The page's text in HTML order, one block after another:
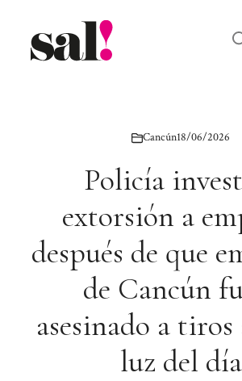
contenido
Cancún18/06/2026
Policía
extorsión a
después de que
de Cancún
asesinado a
luz del día